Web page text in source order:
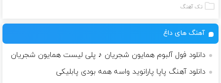
تک آهنگ
آهنگ های داغ
دانلود فول آلبوم همایون شجریان ♪ پلی لیست همایون شجریان
دانلود آهنگ پاپا پارانوید واسه همه بودی پابلیکی